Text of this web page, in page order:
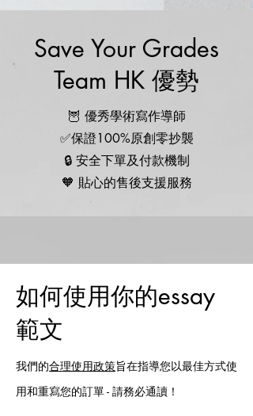
Save Your Grades
Team HK 優勢
🦉 優秀學術寫作導師
✅保證100%原創零抄襲
🔒 安全下單及付款機制
🧡 貼心的售後支援服務
如何使用你的essay
範文
我們的合理使用政策旨在指導您以最佳方式使
用和重寫您的訂單 - 請務必通讀！